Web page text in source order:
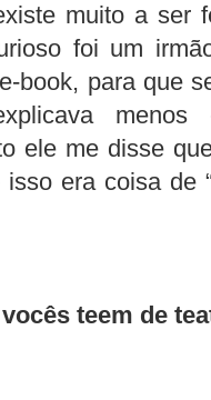
muito a ser
foi um
book, para que
ele me disse
era coisa de
teem de